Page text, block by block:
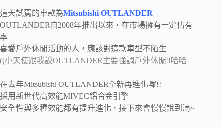
這天試駕的車款為Mitsubishi OUTLANDER
OUTLANDER自2008年推出以來，在市場擁有一定佔有
率
喜愛戶外休閒活動的人，應該對這款車型不陌生
((小天使跟我說OUTLANDER主要強調戶外休閒!!哈哈
在去年Mitsubishi OUTLANDER全新再進化囉!!
採用新世代高效能MIVEC鋁合金引擎
安全性與多種效能都有提升進化，接下來會慢慢說到滴~